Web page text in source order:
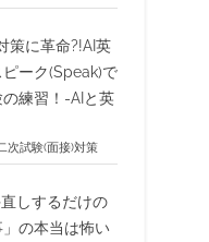
策に革命?!AI英
ーク(Speak)で
練習！-AIと英
次試験(面接)対策
直しするだけの
の本当は怖い